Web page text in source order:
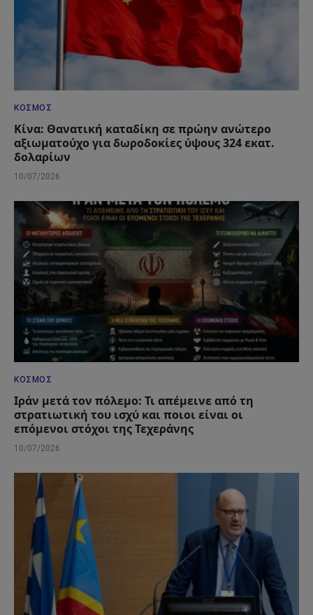
ΚΌΣΜΟΣ
Κίνα: Θανατική καταδίκη σε πρώην ανώτερο
αξιωματούχο για δωροδοκίες ύψους 324 εκατ.
δολαρίων
10/07/2026
ΚΌΣΜΟΣ
Ιράν μετά τον πόλεμο: Τι απέμεινε από τη
στρατιωτική του ισχύ και ποιοι είναι οι
επόμενοι στόχοι της Τεχεράνης
10/07/2026